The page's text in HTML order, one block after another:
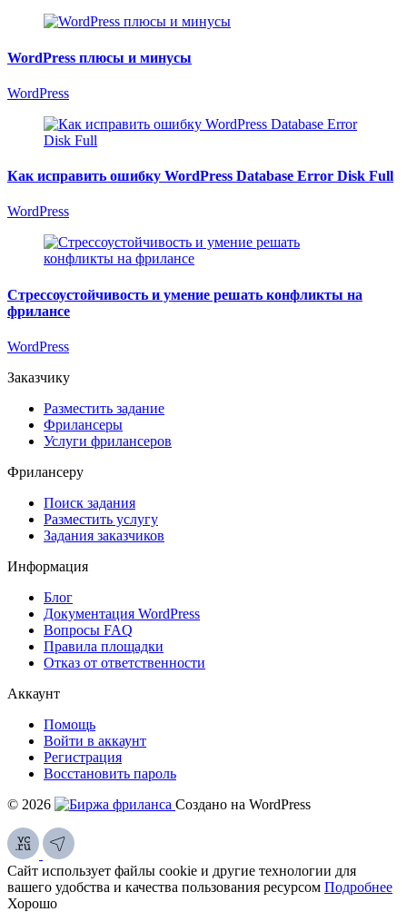
WordPress плюсы и минусы
WordPress
Как исправить ошибку WordPress Database Error Disk Full
WordPress
Стрессоустойчивость и умение решать конфликты на
фрилансе
WordPress
Заказчику
Разместить задание
Фрилансеры
Услуги фрилансеров
Фрилансеру
Поиск задания
Разместить услугу
Задания заказчиков
Информация
Блог
Документация WordPress
Вопросы FAQ
Правила площадки
Отказ от ответственности
Аккаунт
Помощь
Войти в аккаунт
Регистрация
Восстановить пароль
© 2026
Создано на WordPress
Сайт использует файлы cookie и другие технологии для
вашего удобства и качества пользования ресурсом Подробнее
Хорошо